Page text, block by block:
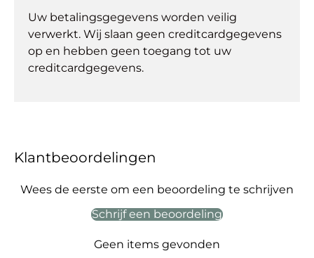
Uw betalingsgegevens worden veilig
verwerkt. Wij slaan geen creditcardgegevens
op en hebben geen toegang tot uw
creditcardgegevens.
Klantbeoordelingen
Wees de eerste om een beoordeling te schrijven
Schrijf een beoordeling
Geen items gevonden